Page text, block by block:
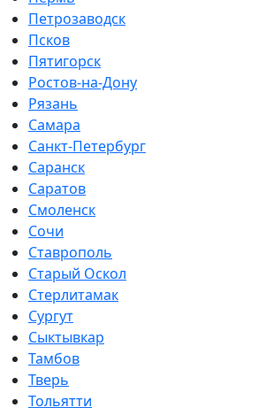
Петрозаводск
Псков
Пятигорск
Ростов-на-Дону
Рязань
Самара
Санкт-Петербург
Саранск
Саратов
Смоленск
Сочи
Ставрополь
Старый Оскол
Стерлитамак
Сургут
Сыктывкар
Тамбов
Тверь
Тольятти